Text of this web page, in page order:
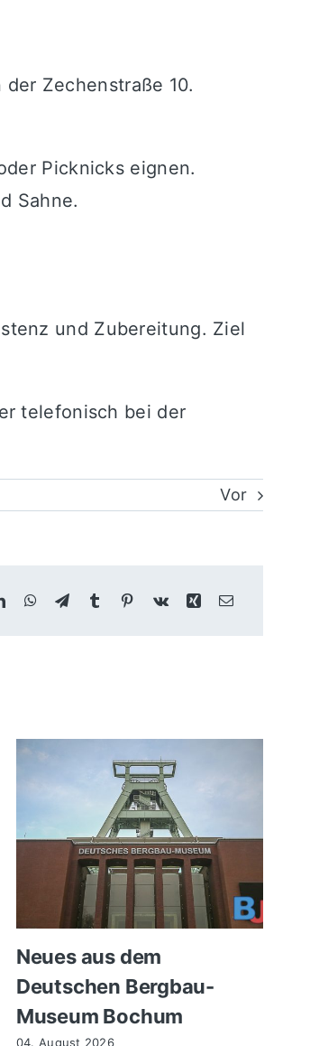
der Zechenstraße 10.
Picknicks eignen.
Sahne.
und Zubereitung. Ziel
telefonisch bei der
Vor
Neues aus dem
Deutschen Bergbau-
Museum Bochum
04. August 2026